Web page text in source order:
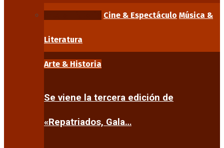
Cine & Espectáculo Música &
Literatura
Arte & Historia
Se viene la tercera edición de
«Repatriados, Gala…